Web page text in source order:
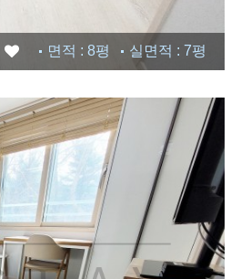
면적 : 8평 실면적 : 7평